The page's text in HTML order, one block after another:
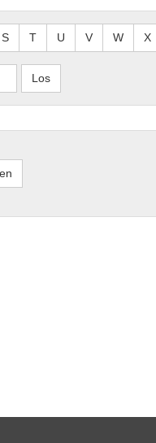
S T U V W X